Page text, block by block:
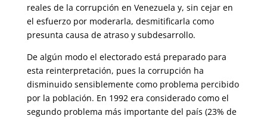
reales de la corrupción en Venezuela y, sin cejar en
el esfuerzo por moderarla, desmitificarla como
presunta causa de atraso y subdesarrollo.
De algún modo el electorado está preparado para
esta reinterpretación, pues la corrupción ha
disminuido sensiblemente como problema perci­bido
por la población. En 1992 era considerado como el
segundo pro­blema más importante del país (23% de